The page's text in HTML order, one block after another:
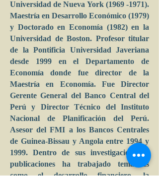
Universidad de Nueva York (1969 -1971).
Maestría en Desarrollo Económico (1979)
y Doctorado en Economía (1982) en la
Universidad de Boston. Profesor titular
de la Pontificia Universidad Javeriana
desde 1999 en el Departamento de
Economía donde fue director de la
Maestría en Economía. Fue Director
Gerente General del Banco Central del
Perú y Director Técnico del Instituto
Nacional de Planificación del Perú.
Asesor del FMI a los Bancos Centrales
de Guinea-Bissau y Angola entre 1994 y
1999. Dentro de sus investigaciones y
publicaciones ha trabajado temáticas
como el desarrollo financiero, la